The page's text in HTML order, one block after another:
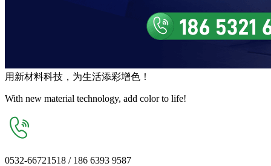
用 新材料科技，为生活添彩增色 ！
With new material technology, add color to life!
0532-66721518 / 186 6393 9587